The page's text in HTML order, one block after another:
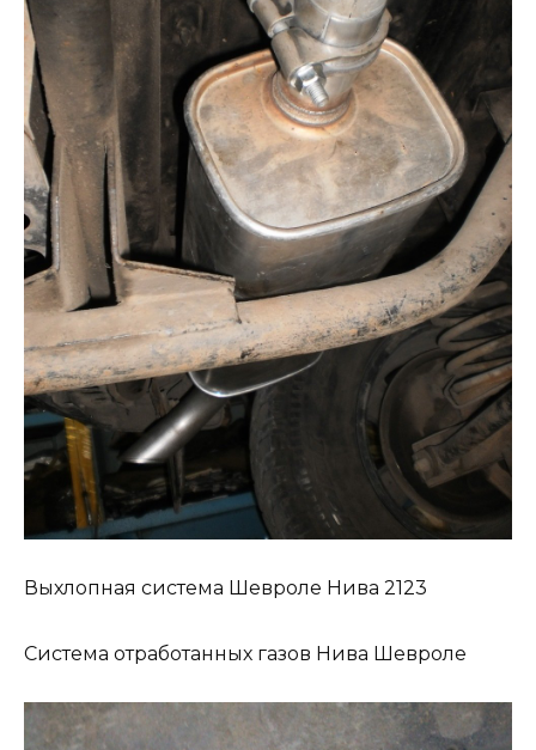
Выхлопная система Шевроле Нива 2123
Система отработанных газов Нива Шевроле